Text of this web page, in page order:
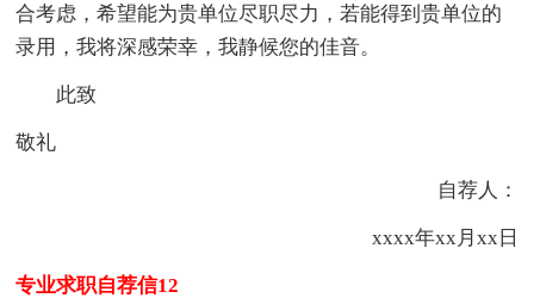
合考虑，希望能为贵单位尽职尽力，若能得到贵单位的
录用，我将深感荣幸，我静候您的佳音。
此致
敬礼
自荐人：
xxxx年xx月xx日
专业求职自荐信12